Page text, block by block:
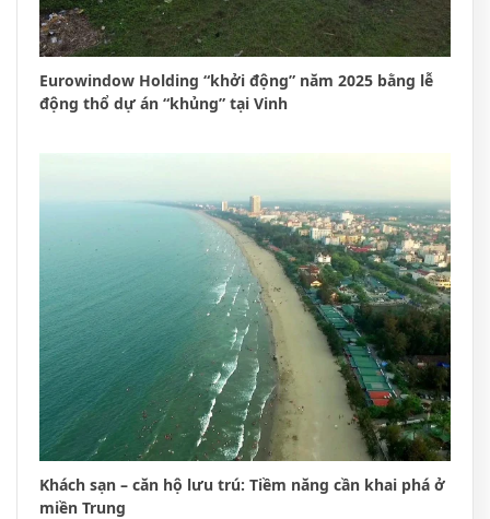
Eurowindow Holding “khởi động” năm 2025 bằng lễ
động thổ dự án “khủng” tại Vinh
Khách sạn – căn hộ lưu trú: Tiềm năng cần khai phá ở
miền Trung